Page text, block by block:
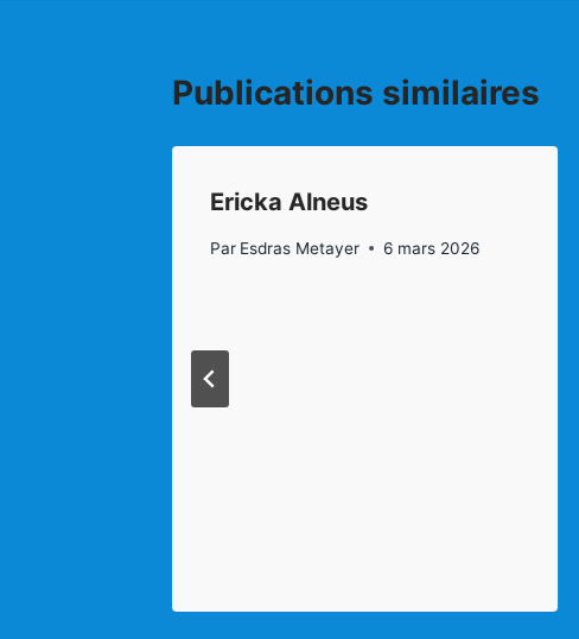
Publications similaires
Ericka Alneus
Par Esdras Metayer 6 mars 2026